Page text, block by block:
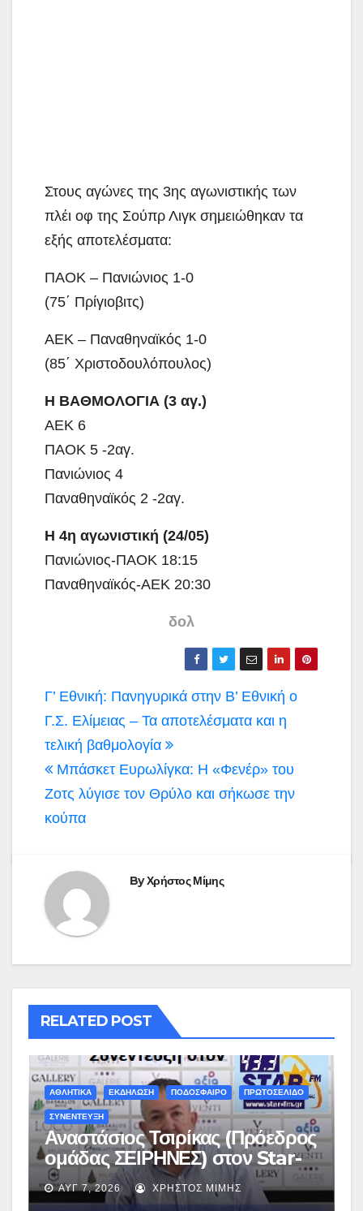
Στους αγώνες της 3ης αγωνιστικής των
πλέι οφ της Σούπρ Λιγκ σημειώθηκαν τα
εξής αποτελέσματα:
ΠΑΟΚ – Πανιώνιος 1-0
(75΄ Πρίγιοβιτς)
ΑΕΚ – Παναθηναϊκός 1-0
(85΄ Χριστοδουλόπουλος)
Η ΒΑΘΜΟΛΟΓΙΑ (3 αγ.)
ΑΕΚ 6
ΠΑΟΚ 5 -2αγ.
Πανιώνιος 4
Παναθηναϊκός 2 -2αγ.
Η 4η αγωνιστική (24/05)
Πανιώνιος-ΠΑΟΚ 18:15
Παναθηναϊκός-ΑΕΚ 20:30
δολ
Πλοήγηση
άρθρων
Γ’ Εθνική: Πανηγυρικά στην Β’ Εθνική ο
Γ.Σ. Ελίμειας – Τα αποτελέσματα και η
τελική βαθμολογία
Μπάσκετ Ευρωλίγκα: Η «Φενέρ» του
Ζοτς λύγισε τον Θρύλο και σήκωσε την
κούπα
ByΧρήστος Μίμης
RELATED POST
ΑΘΛΗΤΙΚΑ ΕΚΔΗΛΩΣΗ ΠΟΔΟΣΦΑΙΡΟ ΠΡΩΤΟΣΕΛΙΔΟ
ΣΥΝΕΝΤΕΥΞΗ
Αναστάσιος Τσιρίκας (Πρόεδρος
ομάδας ΣΕΙΡΗΝΕΣ) στον Star-
fm 93.3: «Το όνειρο έγινε
πραγματικότητα – Σας
ΑΥΓ 7, 2026 ΧΡΉΣΤΟΣ ΜΊΜΗΣ